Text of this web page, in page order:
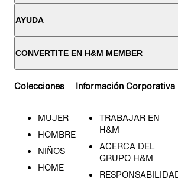
AYUDA
CONVERTITE EN H&M MEMBER
Colecciones
MUJER
HOMBRE
NIÑOS
HOME
Información Corporativa
TRABAJAR EN
H&M
ACERCA DEL
GRUPO H&M